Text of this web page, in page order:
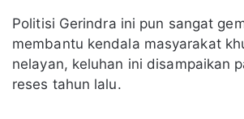
Politisi Gerindra ini pun sangat
membantu kendala masyarakat
nelayan, keluhan ini disampaikan
reses tahun lalu.